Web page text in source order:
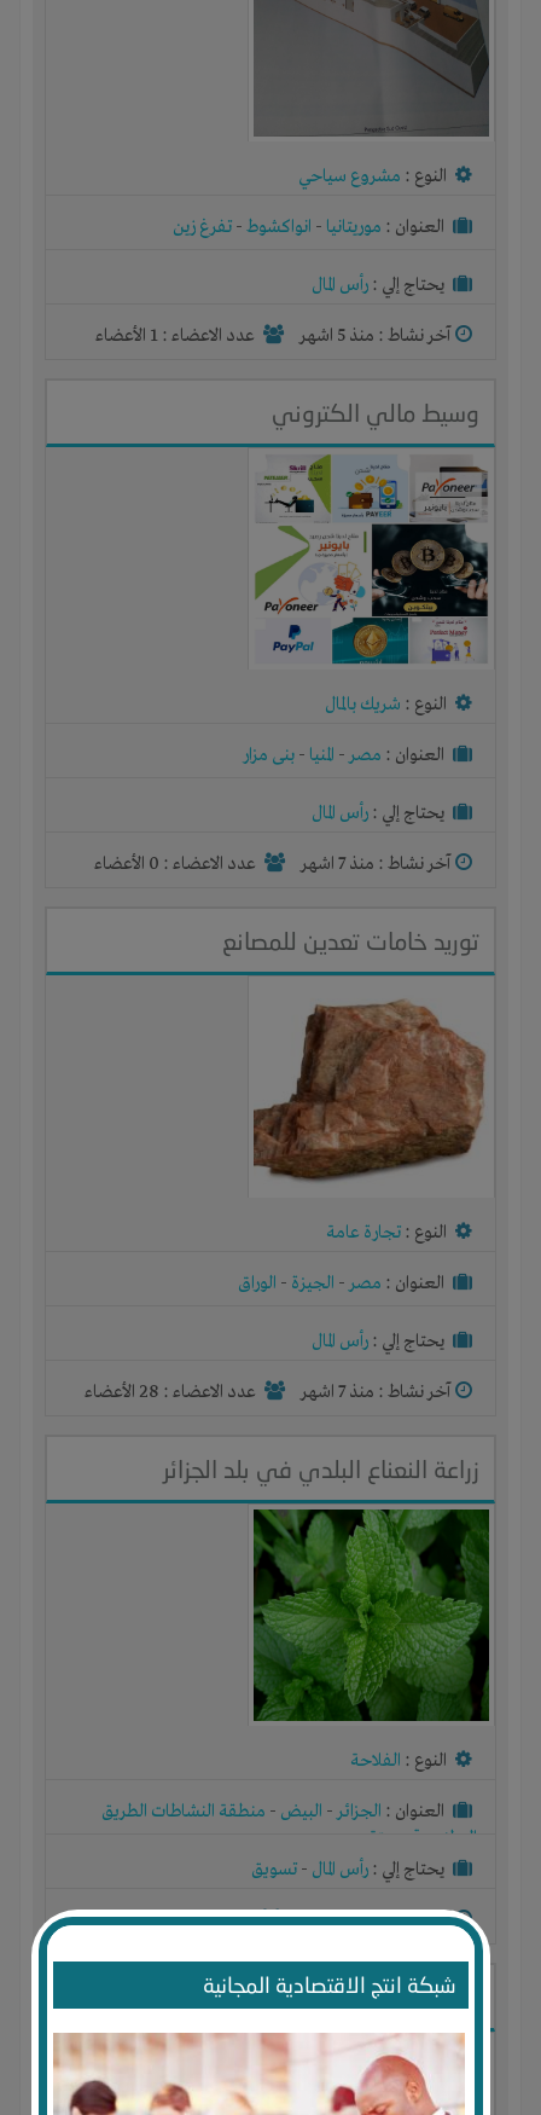
شبكة انتج الاقتصادية المجانية
النوع : مشروع سياحي
العنوان : موريتانيا - انواكشوط- تفرغ زين
يحتاج إلي : رأس المال
آخر نشاط : منذ 5 اشهر عدد الاعضاء : 1 الأعضاء
وسيط مالي الكتروني
النوع : شريك بالمال
العنوان : مصر- المنيا - بنى مزار
يحتاج إلي : رأس المال
آخر نشاط : منذ 7 اشهر عدد الاعضاء : 0 الأعضاء
توريد خامات تعدين للمصانع
النوع : تجارة عامة
العنوان : مصر- الجيزة - الوراق
يحتاج إلي : رأس المال
آخر نشاط : منذ 7 اشهر عدد الاعضاء : 28 الأعضاء
زراعة النعناع البلدي في بلد الجزائر
النوع : الفلاحة
العنوان : الجزائر- البيض - منطقة النشاطات الطريق
الوطني رقم ستة
يحتاج إلي : رأس المال - تسويق
آخر نشاط :منذ 8 اشهر عدد الاعضاء : 0 الأعضاء
انتاج زيت اركان ومواد تجميل طبيعية